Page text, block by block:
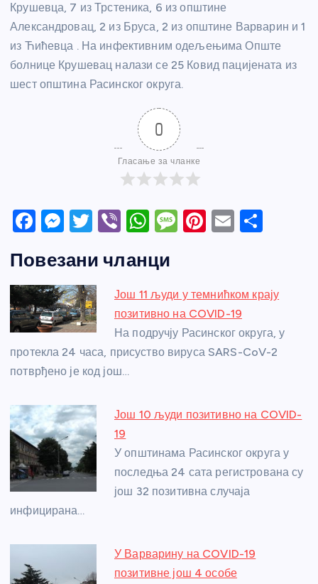
Крушевца, 7 из Трстеника, 6 из општине
Александровац, 2 из Бруса, 2 из општине Варварин и 1
из Ћићевца . На инфективним одељењима Опште
болнице Крушевац налази се 25 Ковид пацијената из
шест општина Расинског округа.
0
Гласање за чланке
F
c
e
b
o
o
k
M
ss
e
n
g
er
T
itt
er
Vi
er
W
at
s
A
p
p
M
a
g
e
Pi
e
st
E
e
Повезани чланци
Још 11 људи у темнићком крају
позитивно на COVID-19
На подручју Расинског округа, у
протекла 24 часа, присуство вируса SARS-CoV-2
потврђено је код још…
Још 10 људи позитивно на COVID-
19
У општинама Расинског округа у
последња 24 сата регистрована су
још 32 позитивна случаја
инфицирана…
У Варварину на COVID-19
позитивне још 4 особе